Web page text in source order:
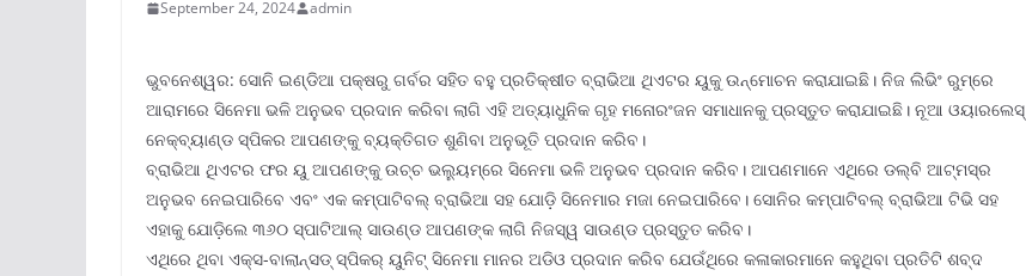
September 24, 2024 admin
ଭୁବନେଶ୍ୱର: ସୋନି ଇଣ୍ଡିଆ ପକ୍ଷରୁ ଗର୍ବର ସହିତ ବହୁ ପ୍ରତିକ୍ଷୀତ ବ୍ରାଭିଆ ଥିଏଟର ୟୁକୁ ଉନ୍ମୋଚନ କରାଯାଇଛି। ନିଜ ଲିଭିଂ ରୁମ୍‌ରେ
ଆରାମରେ ସିନେମା ଭଳି ଅନୁଭବ ପ୍ରଦାନ କରିବା ଲାଗି ଏହି ଅତ୍ୟାଧୁନିକ ଗୃହ ମନୋରଂଜନ ସମାଧାନକୁ ପ୍ରସ୍ତୁତ କରାଯାଇଛି। ନୂଆ ଓୟାରଲେସ୍
ନେକ୍‌ବ୍ୟାଣ୍ଡ ସ୍ପିକର ଆପଣଙ୍କୁ ବ୍ୟକ୍ତିଗତ ଶୁଣିବା ଅନୁଭୂତି ପ୍ରଦାନ କରିବ।
ବ୍ରାଭିଆ ଥିଏଟର ଫର ୟୁ ଆପଣଙ୍କୁ ଉଚ୍ଚ ଭଲ୍ୟୁମ୍‌ରେ ସିନେମା ଭଳି ଅନୁଭବ ପ୍ରଦାନ କରିବ। ଆପଣମାନେ ଏଥିରେ ଡଲ୍‌ବି ଆଟ୍‌ମସ୍‌ର
ଅନୁଭବ ନେଇପାରିବେ ଏବଂ ଏକ କମ୍ପାଟିବଲ୍ ବ୍ରାଭିଆ ସହ ଯୋଡ଼ି ସିନେମାର ମଜା ନେଇପାରିବେ। ସୋନିର କମ୍ପାଟିବଲ୍ ବ୍ରାଭିଆ ଟିଭି ସହ
ଏହାକୁ ଯୋଡ଼ିଲେ ୩୬୦ ସ୍ପାଟିଆଲ୍ ସାଉଣ୍ଡ ଆପଣଙ୍କ ଲାଗି ନିଜସ୍ୱ ସାଉଣ୍ଡ ପ୍ରସ୍ତୁତ କରିବ।
ଏଥିରେ ଥିବା ଏକ୍ସ-ବାଲାନ୍ସଡ୍ ସ୍ପିକର୍ ୟୁନିଟ୍ ସିନେମା ମାନର ଅଡିଓ ପ୍ରଦାନ କରିବ ଯେଉଁଥିରେ କଳାକାରମାନେ କହୁଥିବା ପ୍ରତିଟି ଶବ୍ଦ